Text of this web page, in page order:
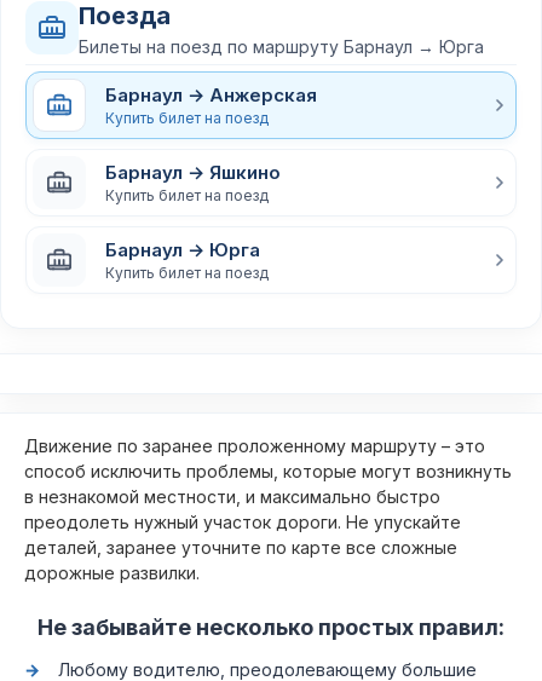
Поезда
Билеты на поезд по маршруту Барнаул → Юрга
Барнаул → Анжерская
Купить билет на поезд
Барнаул → Яшкино
Купить билет на поезд
Барнаул → Юрга
Купить билет на поезд
Движение по заранее проложенному маршруту – это
способ исключить проблемы, которые могут возникнуть
в незнакомой местности, и максимально быстро
преодолеть нужный участок дороги. Не упускайте
деталей, заранее уточните по карте все сложные
дорожные развилки.
Не забывайте несколько простых правил:
Любому водителю, преодолевающему большие